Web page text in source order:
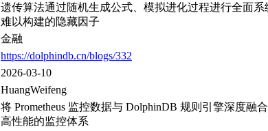
遗传算法通过随机生成公式、模拟进化过程进行全面
难以构建的隐藏因子
金融
https://dolphindb.cn/blogs/332
2026-03-10
HuangWeifeng
将 Prometheus 监控数据与 DolphinDB 规则引擎深度融
高性能的监控体系